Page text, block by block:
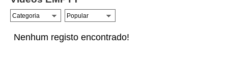
Nenhum registo encontrado!